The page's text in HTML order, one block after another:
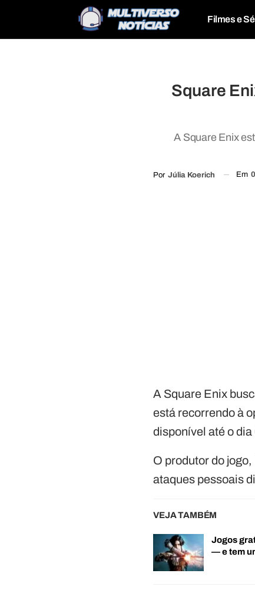
Filmes e
Square
A Square Enix
Por Júlia Koerich Em
A Square Enix
está recorrendo à
disponível até o dia
O produtor do
ataques pessoais
VEJA TAMBÉM
Jogos
— e tem